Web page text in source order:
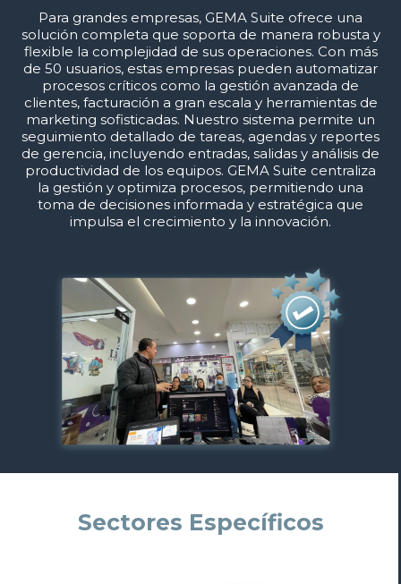
Para grandes empresas, GEMA Suite ofrece una
solución completa que soporta de manera robusta y
flexible la complejidad de sus operaciones. Con más
de 50 usuarios, estas empresas pueden automatizar
procesos críticos como la gestión avanzada de
clientes, facturación a gran escala y herramientas de
marketing sofisticadas. Nuestro sistema permite un
seguimiento detallado de tareas, agendas y reportes
de gerencia, incluyendo entradas, salidas y análisis de
productividad de los equipos. GEMA Suite centraliza
la gestión y optimiza procesos, permitiendo una
toma de decisiones informada y estratégica que
impulsa el crecimiento y la innovación.
Sectores Específicos